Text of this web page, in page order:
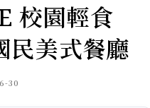
校園輕食
民美式餐廳
30